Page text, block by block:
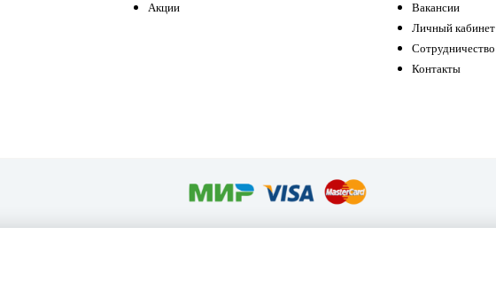
Акции
Вакансии
Личный кабинет
Сотрудничество
Контакты